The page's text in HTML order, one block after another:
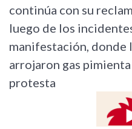
continúa con su
luego de los
manifestación,
arrojaron gas
protesta